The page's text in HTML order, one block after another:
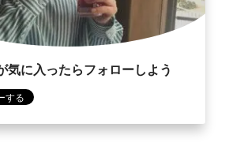
気に入ったらフォローしよう